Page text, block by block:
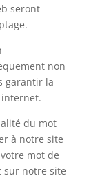
seront
non
garantir la
internet.
du mot
à notre site
mot de
sur notre site